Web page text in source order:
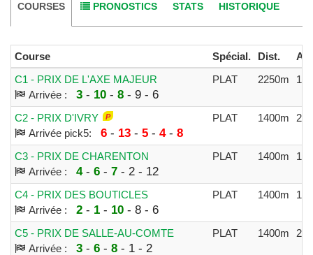
COURSES PRONOSTICS STATS HISTORIQUE
Course Spécial. Dist.
C1 - PRIX DE L'AXE MAJEUR
Arrivée :
3- 10- 8- 9 - 6
PLAT 2250m
C2 - PRIX D'IVRY
Arrivée pick5:
6- 13- 5- 4- 8
PLAT 1400m
C3 - PRIX DE CHARENTON
Arrivée :
4- 6- 7- 2 - 12
PLAT 1400m
C4 - PRIX DES BOUTICLES
Arrivée :
2- 1 - 10- 8 - 6
PLAT 1400m
C5 - PRIX DE SALLE-AU-COMTE
Arrivée :
3- 6- 8- 1 - 2
PLAT 1400m